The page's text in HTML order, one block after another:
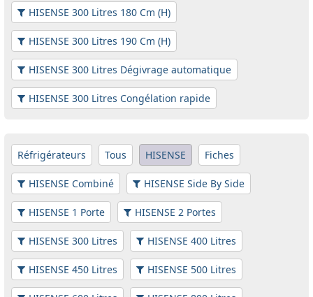
HISENSE 300 Litres 180 Cm (H)
HISENSE 300 Litres 190 Cm (H)
HISENSE 300 Litres Dégivrage automatique
HISENSE 300 Litres Congélation rapide
Réfrigérateurs Tous HISENSE Fiches
HISENSE Combiné HISENSE Side By Side
HISENSE 1 Porte HISENSE 2 Portes
HISENSE 300 Litres HISENSE 400 Litres
HISENSE 450 Litres HISENSE 500 Litres